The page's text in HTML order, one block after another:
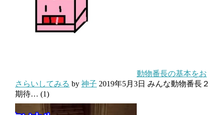
動物番長の基本をお
さらいしてみる by 神子 2019年5月3日 みんな動物番長２
期待… (1)